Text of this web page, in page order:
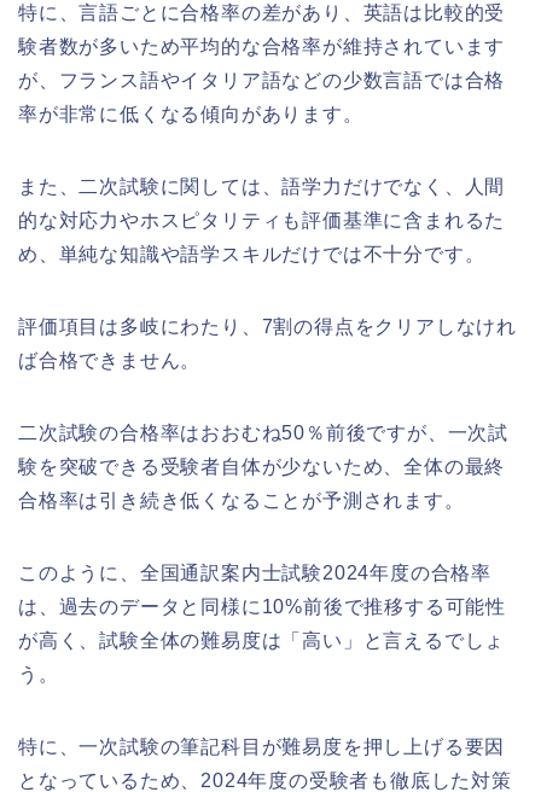
特に、言語ごとに合格率の差があり、英語は比較的受
験者数が多いため平均的な合格率が維持されています
が、フランス語やイタリア語などの少数言語では合格
率が非常に低くなる傾向があります。
また、二次試験に関しては、語学力だけでなく、人間
的な対応力やホスピタリティも評価基準に含まれるた
め、単純な知識や語学スキルだけでは不十分です。
評価項目は多岐にわたり、7割の得点をクリアしなけれ
ば合格できません。
二次試験の合格率はおおむね50％前後ですが、一次試
験を突破できる受験者自体が少ないため、全体の最終
合格率は引き続き低くなることが予測されます。
このように、全国通訳案内士試験2024年度の合格率
は、過去のデータと同様に10%前後で推移する可能性
が高く、試験全体の難易度は「高い」と言えるでしょ
う。
特に、一次試験の筆記科目が難易度を押し上げる要因
となっているため、2024年度の受験者も徹底した対策